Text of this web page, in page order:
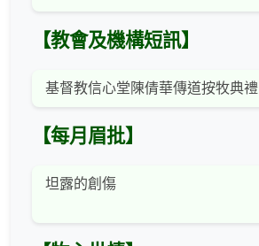
【教會及機構短訊】
基督教信心堂陳倩華傳道按牧典禮
【每月眉批】
坦露的創傷